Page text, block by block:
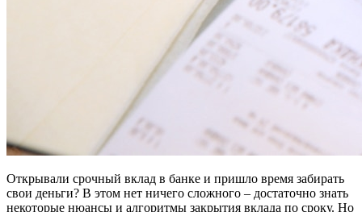
Открывали срочный вклад в банке и пришло время забирать
свои деньги? В этом нет ничего сложного – достаточно знать
некоторые нюансы и алгоритмы закрытия вклада по сроку. Но